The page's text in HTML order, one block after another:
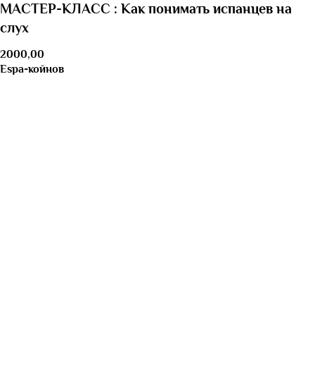
МАСТЕР-КЛАСС : Как понимать испанцев на
слух
2000,00
Espa-койнов